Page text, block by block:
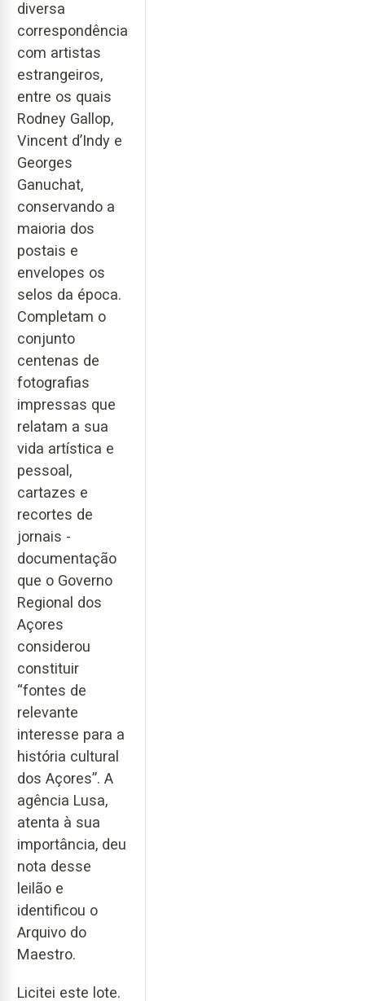
diversa
correspondência
com artistas
estrangeiros,
entre os quais
Rodney Gallop,
Vincent d’Indy e
Georges
Ganuchat,
conservando a
maioria dos
postais e
envelopes os
selos da época.
Completam o
conjunto
centenas de
fotografias
impressas que
relatam a sua
vida artística e
pessoal,
cartazes e
recortes de
jornais -
documentação
que o Governo
Regional dos
Açores
considerou
constituir
“fontes de
relevante
interesse para a
história cultural
dos Açores”. A
agência Lusa,
atenta à sua
importância, deu
nota desse
leilão e
identificou o
Arquivo do
Maestro.
Licitei este lote.